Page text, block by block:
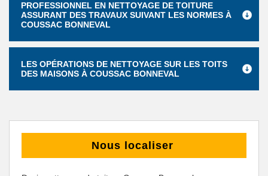
PROFESSIONNEL EN NETTOYAGE DE TOITURE
ASSURANT DES TRAVAUX SUIVANT LES NORMES À
COUSSAC BONNEVAL
LES OPÉRATIONS DE NETTOYAGE SUR LES TOITS
DES MAISONS À COUSSAC BONNEVAL
Nous localiser